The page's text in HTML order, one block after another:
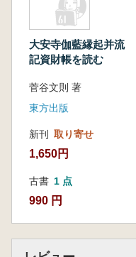
大安寺伽藍縁起并流
記資財帳を読む
菅谷文則 著
東方出版
新刊 取り寄せ
1,650円
古書 1 点
990 円